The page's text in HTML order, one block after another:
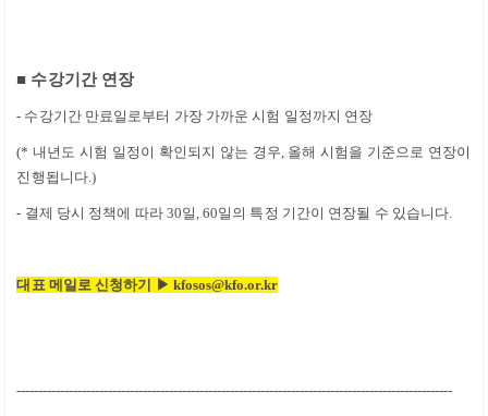
■ 수강기간 연장
- 수강기간 만료일로부터 가장 가까운 시험 일정까지 연장
(* 내년도 시험 일정이 확인되지 않는 경우, 올해 시험을 기준으로 연장이
진행됩니다.)
- 결제 당시 정책에 따라 30일, 60일의 특정 기간이 연장될 수 있습니다.
대표 메일로 신청하기 ▶ kfosos@kfo.or.kr
----------------------------------------------------------------------------------------------------